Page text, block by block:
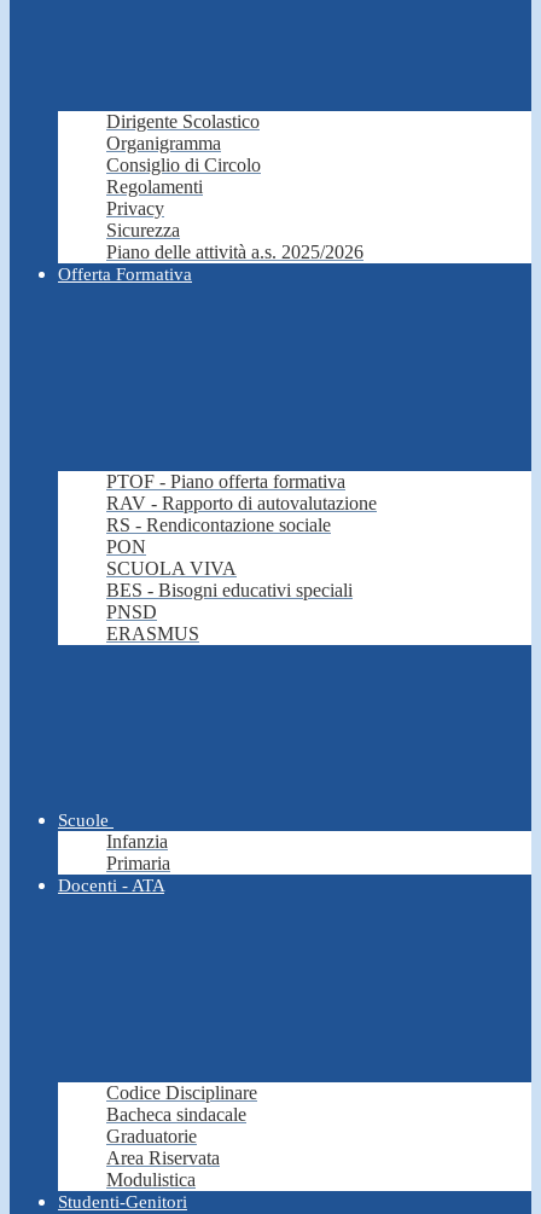
Dirigente Scolastico
Organigramma
Consiglio di Circolo
Regolamenti
Privacy
Sicurezza
Piano delle attività a.s. 2025/2026
Offerta Formativa
PTOF - Piano offerta formativa
RAV - Rapporto di autovalutazione
RS - Rendicontazione sociale
PON
SCUOLA VIVA
BES - Bisogni educativi speciali
PNSD
ERASMUS
Scuole
Infanzia
Primaria
Docenti - ATA
Codice Disciplinare
Bacheca sindacale
Graduatorie
Area Riservata
Modulistica
Studenti-Genitori